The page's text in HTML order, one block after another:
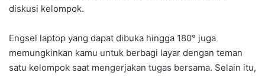
diskusi kelompok.
Engsel laptop yang dapat dibuka hingga 180° juga
memungkinkan kamu untuk berbagi layar dengan teman
satu kelompok saat mengerjakan tugas bersama. Selain itu,